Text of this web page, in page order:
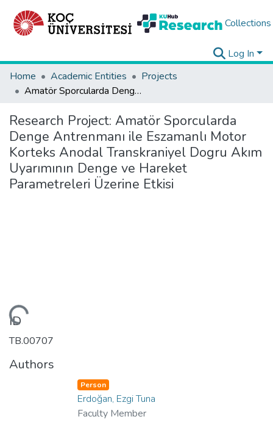
Collections
Log In
Home
Academic Entities
Projects
Amatör Sporcularda Denge Antrenmanı ile Eszamanlı Motor Korteks Anodal Transkraniyel Dogru Akım Uyarımının Denge ve Hareket Parametreleri Üzerine Etkisi
Research Project: Amatör Sporcularda
Denge Antrenmanı ile Eszamanlı Motor
Korteks Anodal Transkraniyel Dogru Akım
Uyarımının Denge ve Hareket
Parametreleri Üzerine Etkisi
Loading...
ID
TB.00707
Authors
Person
Erdoğan, Ezgi Tuna
Faculty Member